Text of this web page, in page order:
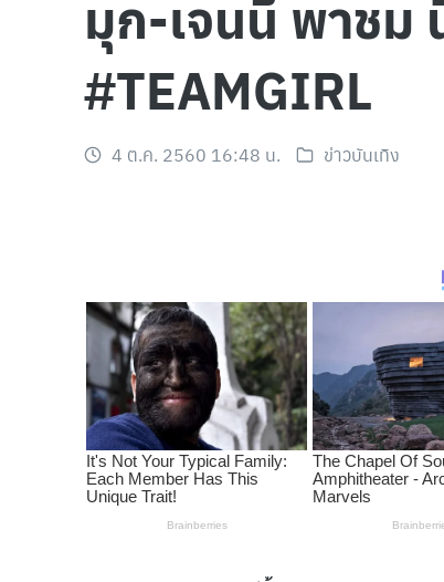
มุก-เจนนี่ พาชม
#TEAMGIRL
4 ต.ค. 2560 16:48 น. ข่าวบันเทิง